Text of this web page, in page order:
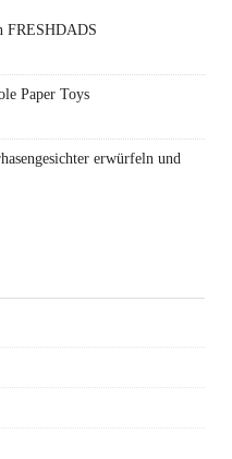
FRESHDADS
Paper Toys
erwürfeln und